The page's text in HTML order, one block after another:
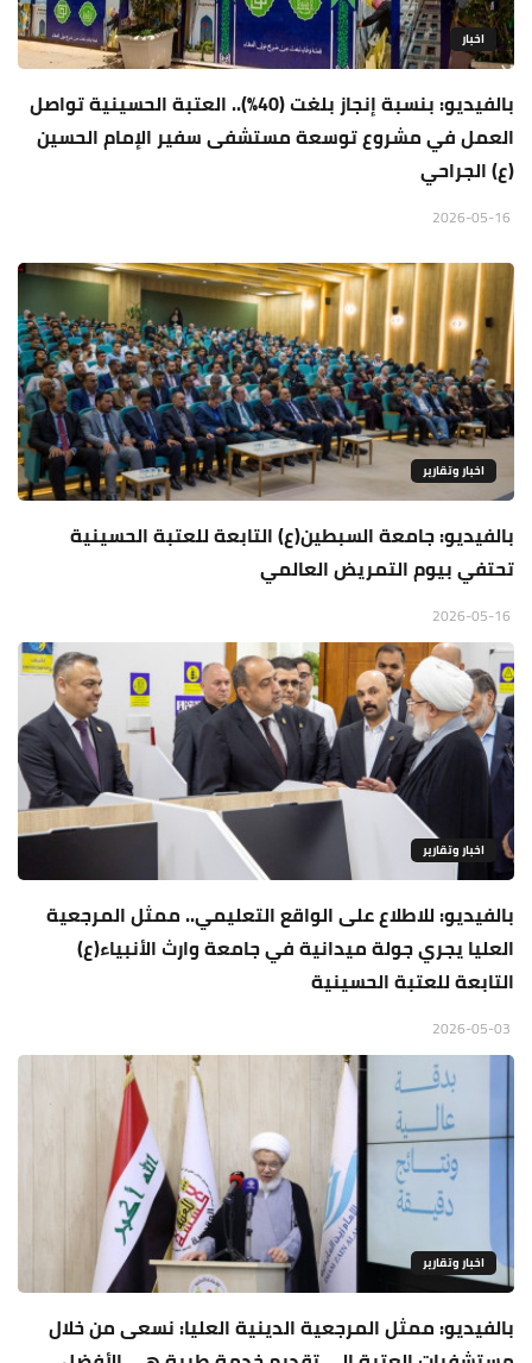
اخبار
بالفيديو: بنسبة إنجاز بلغت (40%).. العتبة الحسينية تواصل
العمل في مشروع توسعة مستشفى سفير الإمام الحسين
(ع) الجراحي
اخبار وتقارير
بالفيديو: جامعة السبطين(ع) التابعة للعتبة الحسينية
تحتفي بيوم التمريض العالمي
اخبار وتقارير
بالفيديو: للاطلاع على الواقع التعليمي.. ممثل المرجعية
العليا يجري جولة ميدانية في جامعة وارث الأنبياء(ع)
التابعة للعتبة الحسينية
اخبار وتقارير
بالفيديو: ممثل المرجعية الدينية العليا: نسعى من خلال